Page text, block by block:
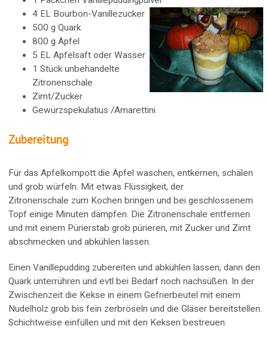
4 EL Bourbon-Vanillezucker
500 g Quark
800 g Äpfel
5 EL Apfelsaft oder Wasser
1 Stück unbehandelte
Zitronenschale
Zimt/Zucker
Gewürzspekulatius /Amarettini
Zubereitung
Für das Apfelkompott die Äpfel waschen, entkernen, schälen
und grob würfeln. Mit etwas Flüssigkeit, der
Zitronenschale zum Kochen bringen und bei geschlossenem
Topf einige Minuten dämpfen. Die Zitronenschale entfernen
und mit einem Pürierstab grob pürieren, mit Zucker und Zimt
abschmecken und abkühlen lassen.
Einen Vanillepudding zubereiten und abkühlen lassen, dann den
Quark unterrühren und evtl bei Bedarf noch nachsüßen. In der
Zwischenzeit die Kekse in einem Gefrierbeutel mit einem
Nudelholz grob bis fein zerbröseln und die Gläser bereitstellen.
Schichtweise einfüllen und mit den Keksen bestreuen.